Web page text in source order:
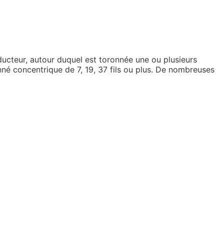
autour duquel est toronnée une ou plusieurs
concentrique de 7, 19, 37 fils ou plus. De nombreuses